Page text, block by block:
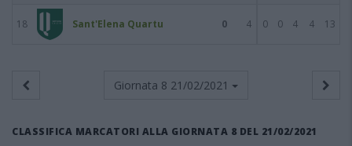
18 Sant'Elena Quartu 0 4 0 0 4 4 13
Giornata 8 21/02/2021
CLASSIFICA MARCATORI ALLA GIORNATA 8 DEL 21/02/2021